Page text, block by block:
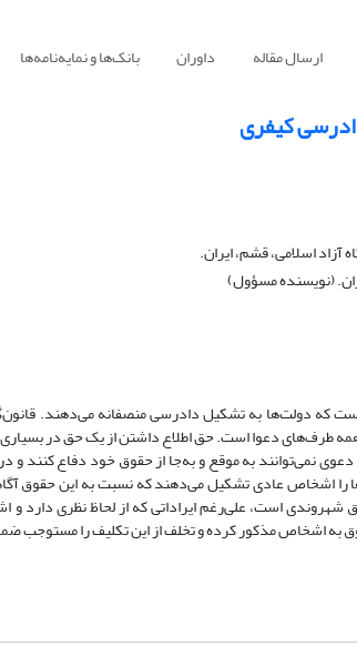
ارسال مقاله داوران بانک‌ها و نمایه‌نامه‌ها
کیفری
اسلامی، قشم، ایران.
(نویسنده مسؤول)
همه طرف‌های دعوا است. حق اطلاع داشتن از یک حق در
نمی‌توانند به موقع و به‌جا از حقوق خود دفاع کنند و
را اشخاص عادی تشکیل می‌دهند که نسبت به این حقوق
است، علی‌رغم ایراداتی که از لحاظ نظری دارد و
به اشخاص مذکور کرده و تخلف از این تکلیف را مستوجب